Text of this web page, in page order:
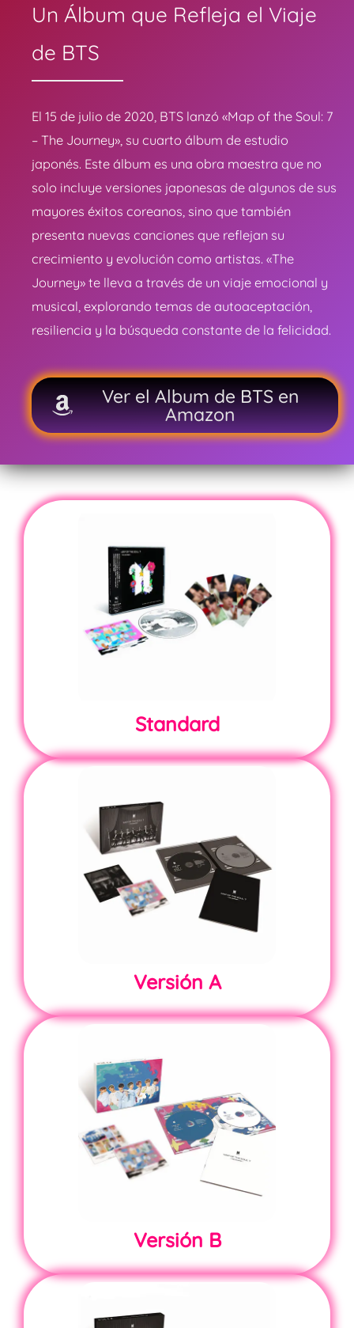
Un Álbum que Refleja el Viaje
de BTS
El 15 de julio de 2020, BTS lanzó «Map of the Soul: 7
– The Journey», su cuarto álbum de estudio
japonés. Este álbum es una obra maestra que no
solo incluye versiones japonesas de algunos de sus
mayores éxitos coreanos, sino que también
presenta nuevas canciones que reflejan su
crecimiento y evolución como artistas. «The
Journey» te lleva a través de un viaje emocional y
musical, explorando temas de autoaceptación,
resiliencia y la búsqueda constante de la felicidad.
Ver el Album de BTS en
Amazon
Standard
Versión A
Versión B